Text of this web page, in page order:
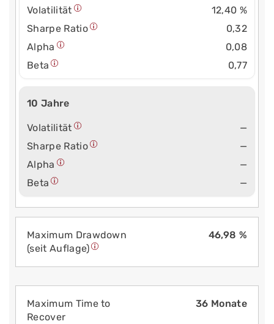
Volatilität
12,40 %
Sharpe Ratio
0,32
Alpha
0,08
Beta
0,77
10 Jahre
Volatilität
—
Sharpe Ratio
—
Alpha
—
Beta
—
Maximum Drawdown
(seit Auflage)
46,98 %
Maximum Time to
Recover
36 Monate